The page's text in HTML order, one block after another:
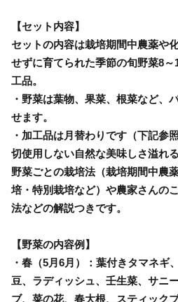
【セット内容】
セットの内容は栽培期間中農薬や
せずに育てられた季節の旬野菜8
工品。
・野菜は葉物、果菜、根菜など、
せます。
・加工品は月替わりです（下記参
切使用しない自然な美味しさ溢れ
野菜ごとの栽培法（栽培期間中農
培・特別栽培など）や農家さんの
法などの解説つきです。
【野菜の内容例】
・春（5月6月）：葉付きタマネギ
豆、ラディッシュ、壬生菜、サニ
ブ、菜の花、春大根、スティック